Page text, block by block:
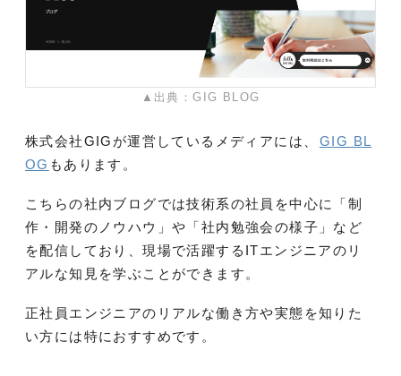
▲出典：GIG BLOG
株式会社GIGが運営しているメディアには、 GIG BL
OG もあります。
こちらの社内ブログでは技術系の社員を中心に「制
作・開発のノウハウ」や「社内勉強会の様子」など
を配信しており、現場で活躍するITエンジニアのリ
アルな知見を学ぶことができます。
正社員エンジニアのリアルな働き方や実態を知りた
い方には特におすすめです。